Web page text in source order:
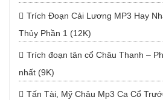
Trích Đoạn Cải Lương MP3 Hay
Thủy Phần 1 (12K)
Trích đoạn tân cổ Châu Thanh –
nhất (9K)
Tấn Tài, Mỹ Châu Mp3 Ca Cổ